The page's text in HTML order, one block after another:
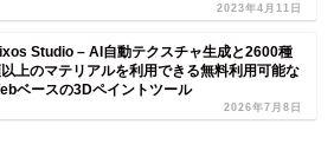
2023年4月11日
Studio – AI自動テクスチャ生成と2600種
上のマテリアルを利用できる無料利用可能な
ベースの3Dペイントツール
2026年7月8日